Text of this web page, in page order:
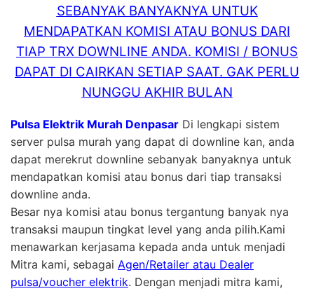
SEBANYAK BANYAKNYA UNTUK
MENDAPATKAN KOMISI ATAU BONUS DARI
TIAP TRX DOWNLINE ANDA. KOMISI / BONUS
DAPAT DI CAIRKAN SETIAP SAAT. GAK PERLU
NUNGGU AKHIR BULAN
Pulsa Elektrik Murah Denpasar Di lengkapi sistem
server pulsa murah yang dapat di downline kan, anda
dapat merekrut downline sebanyak banyaknya untuk
mendapatkan komisi atau bonus dari tiap transaksi
downline anda.
Besar nya komisi atau bonus tergantung banyak nya
transaksi maupun tingkat level yang anda pilih.Kami
menawarkan kerjasama kepada anda untuk menjadi
Mitra kami, sebagai Agen/Retailer atau Dealer
pulsa/voucher elektrik. Dengan menjadi mitra kami,